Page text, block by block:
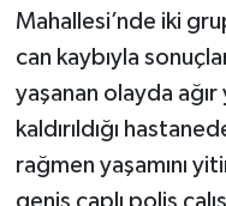
Mahallesi’nde iki
can kaybıyla
yaşanan olayda
kaldırıldığı
rağmen yaşamını